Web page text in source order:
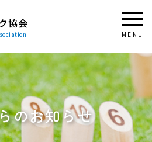
協会
のお知らせ